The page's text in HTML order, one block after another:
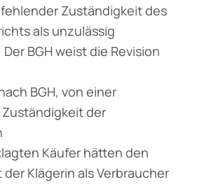
Zuständigkeit des
als unzulässig
BGH weist die Revision
BGH, von einer
der
Käufer hätten den
Klägerin als Verbraucher